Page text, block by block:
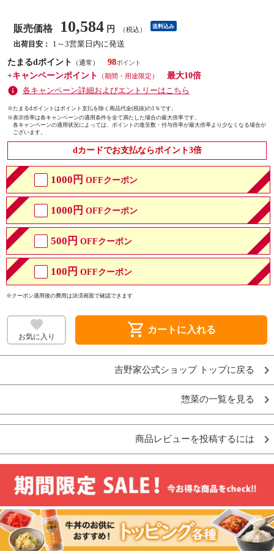
販売価格 10,584 円 （税込） 送料込み
出荷目安：
1～3営業日内に発送
たまるdポイント
（通常）
98
+キャンペーンポイント
（期間・用途限定）
最大10倍
各キャンペーン詳細およびエントリーはこちら
※たまるdポイントはポイント支払を除く商品代金(税抜)の1％です。
※表示倍率は各キャンペーンの適用条件を全て満たした場合の最大倍率です。
各キャンペーンの適用状況によっては、ポイントの進呈数・付与倍率が最大倍率より少なくなる場合が
ございます。
dカードでお支払ならポイント3倍
1000円 OFFクーポン
1000円 OFFクーポン
500円 OFFクーポン
100円 OFFクーポン
※クーポン適用後の費用は決済画面で確認できます
お気に入り shopping_cart カートに入れる
吉野家公式ショップ トップに戻る
惣菜の一覧を見る
商品レビューを投稿するには